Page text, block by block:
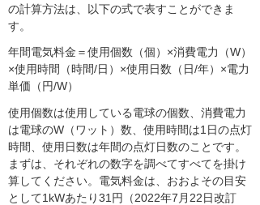
の計算方法は、以下の式で表すことができま
す。
年間電気料金＝使用個数（個）×消費電力（W）
×使用時間（時間/日）×使用日数（日/年）×電力
単価（円/W）
使用個数は使用している電球の個数、消費電力
は電球のW（ワット）数、使用時間は1日の点灯
時間、使用日数は年間の点灯日数のことです。
まずは、それぞれの数字を調べてすべてを掛け
算してください。電気料金は、おおよその目安
として1kWあたり31円（2022年7月22日改訂